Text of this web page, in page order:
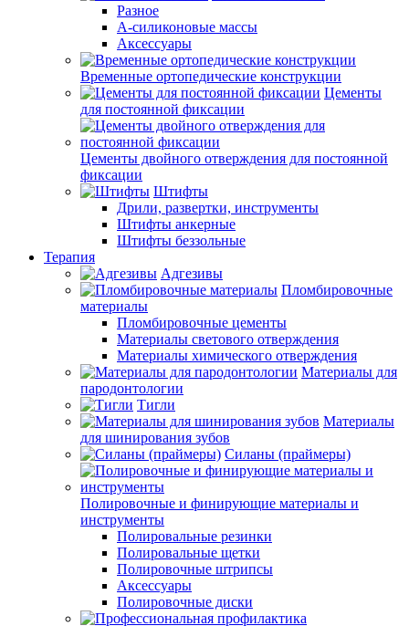
Разное
А-силиконовые массы
Аксессуары
Временные ортопедические конструкции
Цементы
для постоянной фиксации
Цементы двойного отверждения для постоянной
фиксации
Штифты
Дрили, развертки, инструменты
Штифты анкерные
Штифты беззольные
Терапия
Адгезивы
Пломбировочные
материалы
Пломбировочные цементы
Материалы светового отверждения
Материалы химического отверждения
Материалы для
пародонтологии
Тигли
Материалы
для шинирования зубов
Силаны (праймеры)
Полировочные и финирующие материалы и
инструменты
Полировальные резинки
Полировальные щетки
Полировочные штрипсы
Аксессуары
Полировочные диски